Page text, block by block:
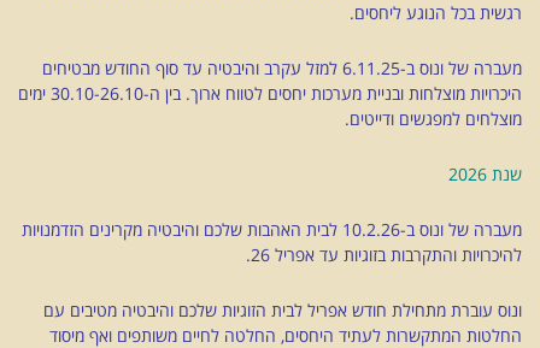
רגשית בכל הנוגע ליחסים.
מעברה של ונוס ב-6.11.25 למזל עקרב והיבטיה עד סוף החודש מבטיחים
היכרויות מוצלחות ובניית מערכות יחסים לטווח ארוך. בין ה-30.10-26.10 ימים
מוצלחים למפגשים ודייטים.
שנת 2026
מעברה של ונוס ב-10.2.26 לבית האהבות שלכם והיבטיה מקרינים הזדמנויות
להיכרויות והתקרבות בזוגיות עד אפריל 26.
ונוס עוברת מתחילת חודש אפריל לבית הזוגיות שלכם והיבטיה מטיבים עם
החלטות המתקשרות לעתיד היחסים, החלטה לחיים משותפים ואף מיסוד